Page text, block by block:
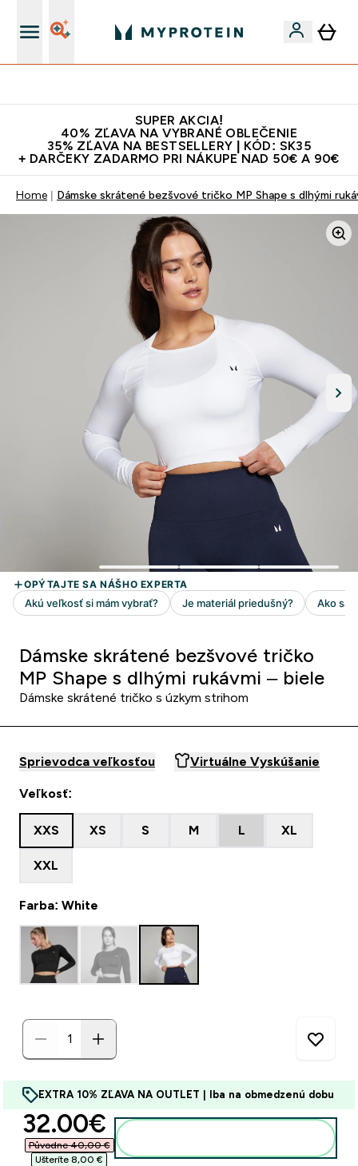
SUPER AKCIA!
40% ZĽAVA NA VYBRANÉ OBLEČENIE
35% ZĽAVA NA BESTSELLERY | KÓD: SK35
+ DARČEKY ZADARMO PRI NÁKUPE NAD 50€ A 90€
Home Dámske skrátené bezšvové tričko MP Shape s dlhými
Dámske skrátené bezšvové tričko
MP Shape s dlhými rukávmi – biele
Dámske skrátené tričko s úzkym strihom
Sprievodca veľkosťou Virtuálne Vyskúšanie
Veľkosť:
XXS XS S M L XL
XXL
Farba: White
EXTRA 10% ZĽAVA NA OUTLET | Iba na obmedzenú dobu
discounted price
32.00€‎
Původne 40,00 €‎
Ušteríte 8,00 €‎